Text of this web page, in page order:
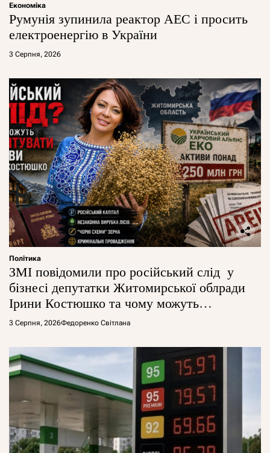
Економіка
Румунія зупинила реактор АЕС і просить
електроенергію в України
3 Серпня, 2026
Політика
ЗМІ повідомили про російський слід у
бізнесі депутатки Житомирської облради
Ірини Костюшко та чому можуть
арештувати її активи
3 Серпня, 2026Федоренко Світлана